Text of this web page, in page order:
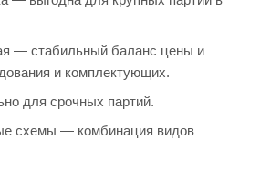
— стабильный баланс цены и
и комплектующих.
для срочных партий.
схемы — комбинация видов